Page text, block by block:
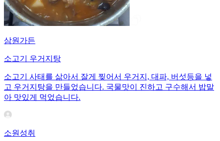
삼원가든
소고기 우거지탕
소고기 사태를 삶아서 잘게 찢어서 우거지, 대파, 버섯등을 넣
고 우거지탕을 만들었습니다. 국물맛이 진하고 구수해서 밥말
아 맛있게 먹었습니다.
소원성취